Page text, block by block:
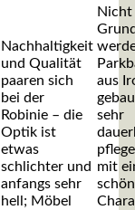
Nachhaltigkeit
und Qualität
paaren sich
bei der
Robinie – die
Optik ist
etwas
schlichter und
anfangs sehr
hell; Möbel
Nicht
aus
sehr
mit